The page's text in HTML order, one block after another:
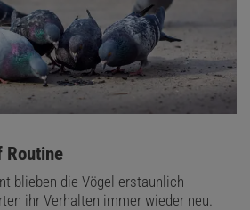
Routine
blieben die Vögel erstaunlich
ihr Verhalten immer wieder neu.